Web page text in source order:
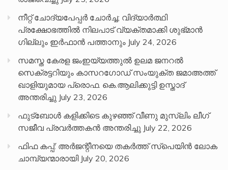
നീറ്റ് ചോദ്യപേപ്പര്‍ ചോര്‍ച്ച; വിദ്യാർത്ഥി
പ്രക്ഷോഭത്തിൽ നിലപാട് വ്യക്തമാക്കി ശുഭ്മാൻ
ഗില്ലും ഇർഫാൻ പത്താനും July 24, 2026
സമസ്ത കേരള ജംഇയ്യത്തുൽ ഉലമ ജനറൽ
സെക്രട്ടറിയും കാസറഗോഡ് സംയുക്ത ജമാഅത്ത്
ഖാളിയുമായ പ്രൊഫ. കെ.ആലിക്കുട്ടി ഉസ്താദ്
അന്തരിച്ചു July 23, 2026
ഫുട്ബോൾ കളിക്കിടെ കുഴഞ്ഞ് വീണു മുസ്ലിം ലീഗ്
സജീവ പ്രവർത്തകൻ അന്തരിച്ചു July 22, 2026
ഫിഫ കപ്പ്: അർജന്റീനയെ തകർത്ത് സ്പെയിൻ ലോക
ചാമ്പ്യന്മാരായി July 20, 2026